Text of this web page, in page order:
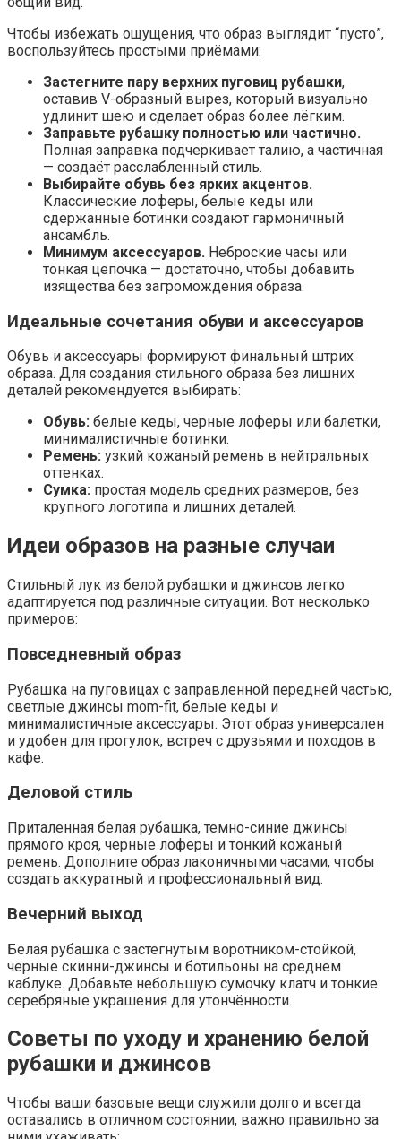
Чтобы избежать ощущения, что образ выглядит “пусто”,
воспользуйтесь простыми приёмами:
Застегните пару верхних пуговиц рубашки,
оставив V-образный вырез, который визуально
удлинит шею и сделает образ более лёгким.
Заправьте рубашку полностью или частично.
Полная заправка подчеркивает талию, а частичная
— создаёт расслабленный стиль.
Выбирайте обувь без ярких акцентов.
Классические лоферы, белые кеды или
сдержанные ботинки создают гармоничный
ансамбль.
Минимум аксессуаров. Неброские часы или
тонкая цепочка — достаточно, чтобы добавить
изящества без загромождения образа.
Идеальные сочетания обуви и аксессуаров
Обувь и аксессуары формируют финальный штрих
образа. Для создания стильного образа без лишних
деталей рекомендуется выбирать:
Обувь: белые кеды, черные лоферы или балетки,
минималистичные ботинки.
Ремень: узкий кожаный ремень в нейтральных
оттенках.
Сумка: простая модель средних размеров, без
крупного логотипа и лишних деталей.
Идеи образов на разные случаи
Стильный лук из белой рубашки и джинсов легко
адаптируется под различные ситуации. Вот несколько
примеров:
Повседневный образ
Рубашка на пуговицах с заправленной передней частью,
светлые джинсы mom-fit, белые кеды и
минималистичные аксессуары. Этот образ универсален
и удобен для прогулок, встреч с друзьями и походов в
кафе.
Деловой стиль
Приталенная белая рубашка, темно-синие джинсы
прямого кроя, черные лоферы и тонкий кожаный
ремень. Дополните образ лаконичными часами, чтобы
создать аккуратный и профессиональный вид.
Вечерний выход
Белая рубашка с застегнутым воротником-стойкой,
черные скинни-джинсы и ботильоны на среднем
каблуке. Добавьте небольшую сумочку клатч и тонкие
серебряные украшения для утончённости.
Советы по уходу и хранению белой
рубашки и джинсов
Чтобы ваши базовые вещи служили долго и всегда
оставались в отличном состоянии, важно правильно за